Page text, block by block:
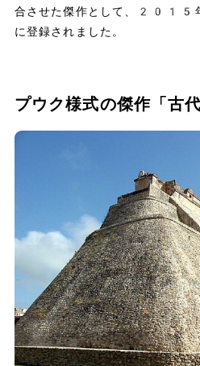
合させた傑作として、2015年
に登録されました。
プウク様式の傑作「古